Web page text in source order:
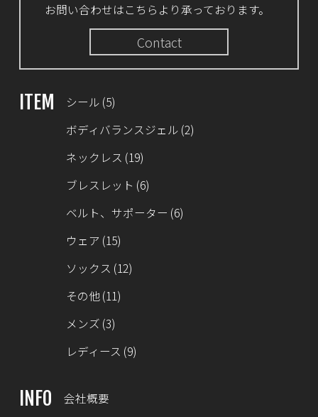
お問い合わせはこちらより承っております。
Contact
ITEM シール (5)
ボディバランスジェル (2)
ネックレス (19)
ブレスレット (6)
ベルト、サポーター (6)
ウェア (15)
ソックス (12)
その他(11)
メンズ (3)
レディース (9)
INFO
会社概要